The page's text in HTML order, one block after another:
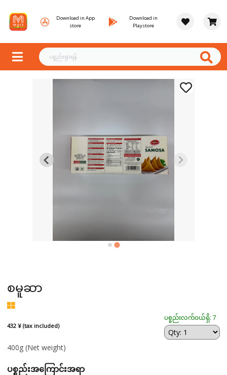
Download in App
store
Download in
Playstore
စမူဆာ
432 ¥ (tax included)
ပစ္စည်းလက်ဝယ်ရှိ: 7
400g (Net weight)
ပစ္စည်းအကြောင်းအရာ